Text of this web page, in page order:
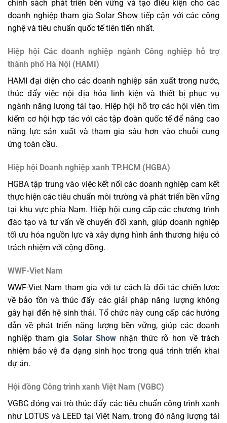
chính sách phát triển bền vững và tạo điều kiện cho các
doanh nghiệp tham gia Solar Show tiếp cận với các công
nghệ và tiêu chuẩn quốc tế tiên tiến nhất.
Hiệp hội Các doanh nghiệp ngành Công nghiệp hỗ trợ
thành phố Hà Nội (HAMI)
HAMI đại diện cho các doanh nghiệp sản xuất trong nước,
thúc đẩy việc nội địa hóa linh kiện và thiết bị phục vụ
ngành năng lượng tái tạo. Hiệp hội hỗ trợ các hội viên tìm
kiếm cơ hội hợp tác với các tập đoàn quốc tế để nâng cao
năng lực sản xuất và tham gia sâu hơn vào chuỗi cung
ứng toàn cầu.
Hiệp hội Doanh nghiệp xanh TP.HCM (HGBA)
HGBA tập trung vào việc kết nối các doanh nghiệp cam kết
thực hiện các tiêu chuẩn môi trường và phát triển bền vững
tại khu vực phía Nam. Hiệp hội cung cấp các chương trình
đào tạo và tư vấn về chuyển đổi xanh, giúp doanh nghiệp
tối ưu hóa nguồn lực và xây dựng hình ảnh thương hiệu có
trách nhiệm với cộng đồng.
WWF-Viet Nam
WWF-Viet Nam tham gia với tư cách là đối tác chiến lược
về bảo tồn và thúc đẩy các giải pháp năng lượng không
gây hại đến hệ sinh thái. Tổ chức này cung cấp các hướng
dẫn về phát triển năng lượng bền vững, giúp các doanh
nghiệp tham gia Solar Shownhận thức rõ hơn về trách
nhiệm bảo vệ đa dạng sinh học trong quá trình triển khai
dự án.
Hội đồng Công trình xanh Việt Nam (VGBC)
VGBC đóng vai trò thúc đẩy các tiêu chuẩn công trình xanh
như LOTUS và LEED tại Việt Nam, trong đó năng lượng tái